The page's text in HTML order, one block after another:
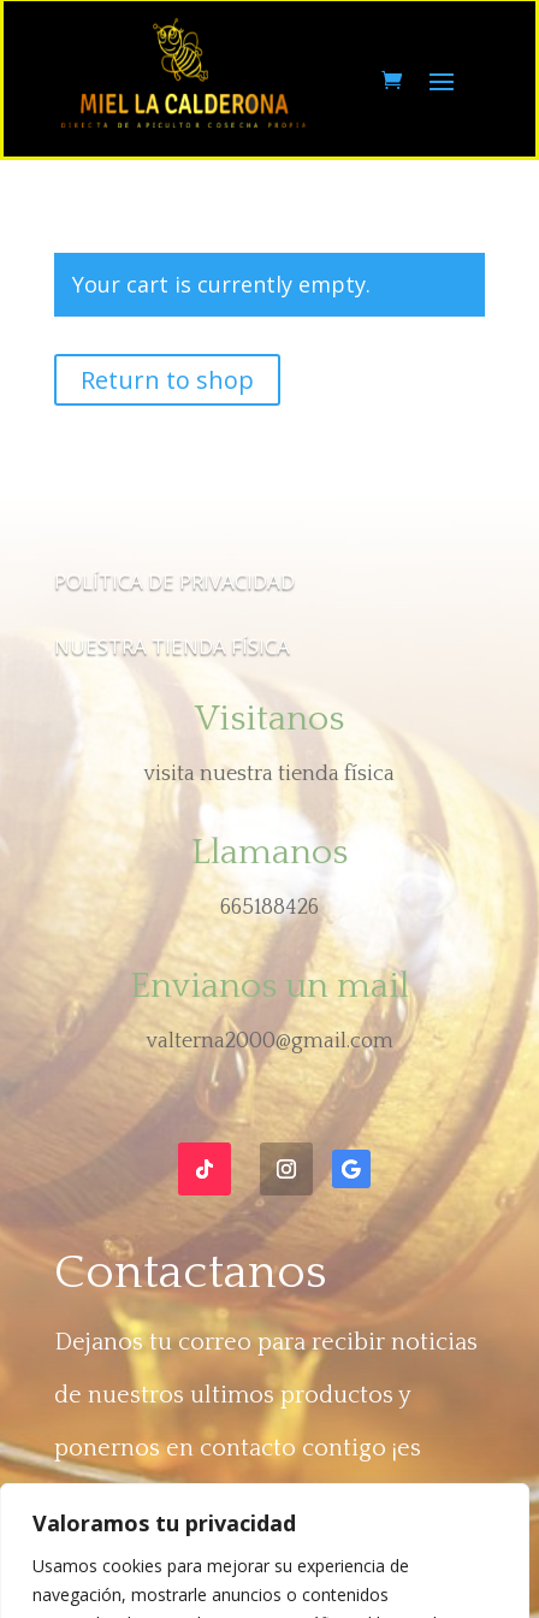
Valoramos tu privacidad
Usamos cookies para mejorar su experiencia de
navegación, mostrarle anuncios o contenidos
Your cart is currently empty.
Return to shop
POLÍTICA DE PRIVACIDAD
NUESTRA TIENDA FÍSICA
Visitanos
visita nuestra tienda física
Llamanos
665188426
Envianos un mail
valterna2000@gmail.com
Contactanos
Dejanos tu correo para recibir noticias
de nuestros ultimos productos y
ponernos en contacto contigo ¡es